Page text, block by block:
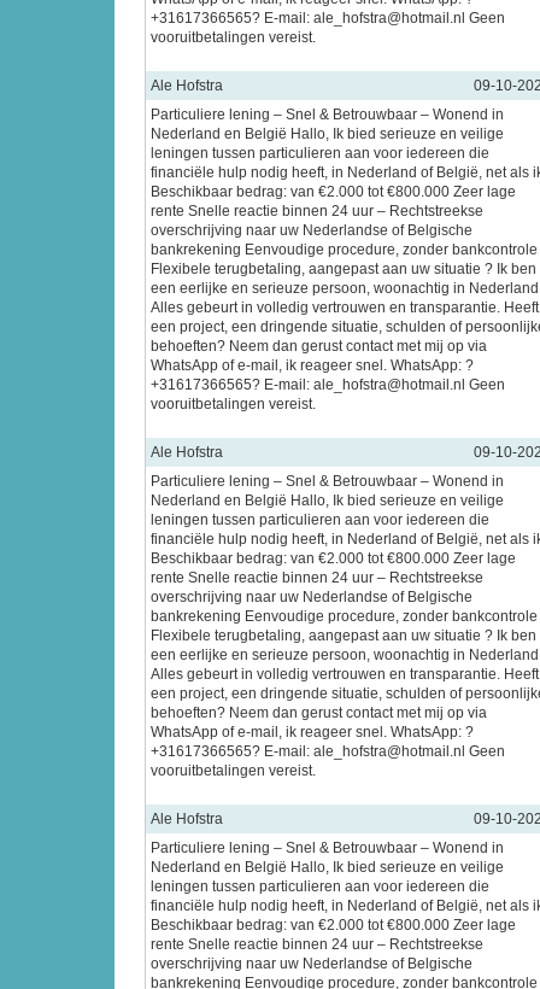
+31617366565? E-mail: ale_hofstra@hotmail.nl Geen
vooruitbetalingen vereist.
Ale Hofstra
09-10-
Particuliere lening – Snel & Betrouwbaar – Wonend in
Nederland en België Hallo, Ik bied serieuze en veilige
leningen tussen particulieren aan voor iedereen die
financiële hulp nodig heeft, in Nederland of België, net als
Beschikbaar bedrag: van €2.000 tot €800.000 Zeer lage
rente Snelle reactie binnen 24 uur – Rechtstreekse
overschrijving naar uw Nederlandse of Belgische
bankrekening Eenvoudige procedure, zonder bankcontrole
Flexibele terugbetaling, aangepast aan uw situatie ? Ik ben
een eerlijke en serieuze persoon, woonachtig in
Alles gebeurt in volledig vertrouwen en transparantie.
een project, een dringende situatie, schulden of
behoeften? Neem dan gerust contact met mij op via
WhatsApp of e-mail, ik reageer snel. WhatsApp: ?
+31617366565? E-mail: ale_hofstra@hotmail.nl Geen
vooruitbetalingen vereist.
Ale Hofstra
09-10-
Particuliere lening – Snel & Betrouwbaar – Wonend in
Nederland en België Hallo, Ik bied serieuze en veilige
leningen tussen particulieren aan voor iedereen die
financiële hulp nodig heeft, in Nederland of België, net als
Beschikbaar bedrag: van €2.000 tot €800.000 Zeer lage
rente Snelle reactie binnen 24 uur – Rechtstreekse
overschrijving naar uw Nederlandse of Belgische
bankrekening Eenvoudige procedure, zonder bankcontrole
Flexibele terugbetaling, aangepast aan uw situatie ? Ik ben
een eerlijke en serieuze persoon, woonachtig in
Alles gebeurt in volledig vertrouwen en transparantie.
een project, een dringende situatie, schulden of
behoeften? Neem dan gerust contact met mij op via
WhatsApp of e-mail, ik reageer snel. WhatsApp: ?
+31617366565? E-mail: ale_hofstra@hotmail.nl Geen
vooruitbetalingen vereist.
Ale Hofstra
09-10-
Particuliere lening – Snel & Betrouwbaar – Wonend in
Nederland en België Hallo, Ik bied serieuze en veilige
leningen tussen particulieren aan voor iedereen die
financiële hulp nodig heeft, in Nederland of België, net als
Beschikbaar bedrag: van €2.000 tot €800.000 Zeer lage
rente Snelle reactie binnen 24 uur – Rechtstreekse
overschrijving naar uw Nederlandse of Belgische
bankrekening Eenvoudige procedure, zonder bankcontrole